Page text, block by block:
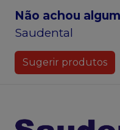
Não achou
Saudental
Sugerir produtos